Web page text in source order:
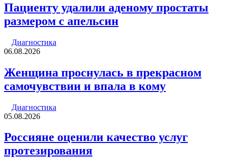
Пациенту удалили аденому простаты
размером с апельсин
Диагностика
06.08.2026
Женщина проснулась в прекрасном
самочувствии и впала в кому
Диагностика
05.08.2026
Россияне оценили качество услуг
протезирования